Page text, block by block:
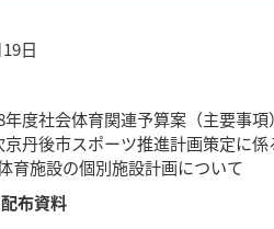
日
年度社会体育関連予算案（主要事項
京丹後市スポーツ推進計画策定に
育施設の個別施設計画について
布資料